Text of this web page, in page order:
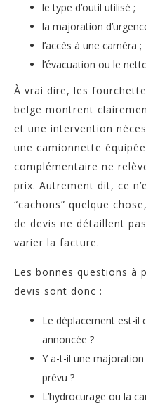
le type d’outil utilisé ;
la majoration
l’accès à une caméra ;
l’évacuation ou le
À vrai dire, les
belge montrent
et une intervention
une camionnette
complémentaire ne
prix. Autrement dit, ce
“cachons” quelque
de devis ne détaillent
varier la facture.
Les bonnes questions à
devis sont donc :
Le déplacement est-il
annoncée ?
Y a-t-il une
prévu ?
L’hydrocurage ou la